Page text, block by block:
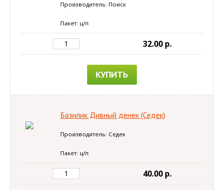
Производитель: Поиск
Пакет: ц/п
32.00 p.
КУПИТЬ
Базилик Дивный денек (Седек)
Производитель: Седек
Пакет: ц/п
40.00 p.